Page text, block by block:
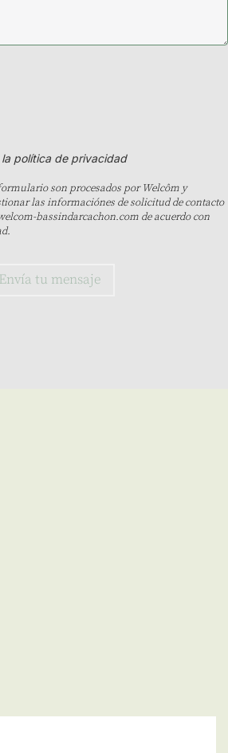
política de privacidad
son procesados por Welcôm y
las informaciónes de solicitud de contacto
bassindarcachon.com de acuerdo con